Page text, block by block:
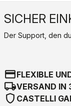
SICHER
Der Support, den
credit_cardFLEXIBLE
local_shippingVERSAND IN
shield CASTELLI